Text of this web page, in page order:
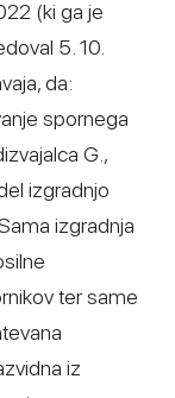
(ki ga je
5. 10.
da:
spornega
G.,
izgradnjo
izgradnja
ter same
iz